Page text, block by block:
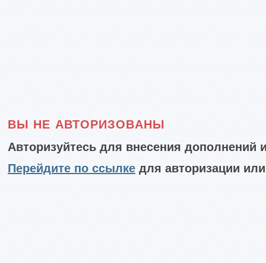
ВЫ НЕ АВТОРИЗОВАНЫ
Авторизуйтесь для внесения дополнений
Перейдите по ссылке для авторизации